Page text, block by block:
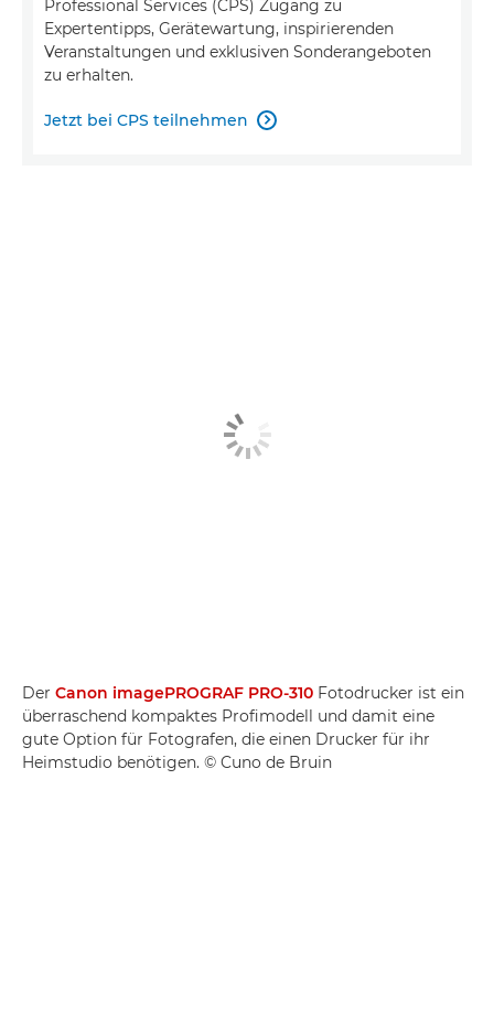
Professional Services (CPS) Zugang zu
Expertentipps, Gerätewartung, inspirierenden
Veranstaltungen und exklusiven Sonderangeboten
zu erhalten.
Jetzt bei CPS teilnehmen 
Der Canon imagePROGRAF PRO-310 Fotodrucker ist ein
überraschend kompaktes Profimodell und damit eine
gute Option für Fotografen, die einen Drucker für ihr
Heimstudio benötigen. © Cuno de Bruin